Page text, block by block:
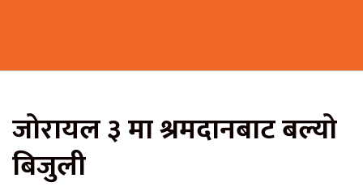
जोरायल ३ मा श्रमदानबाट बल्यो
बिजुली